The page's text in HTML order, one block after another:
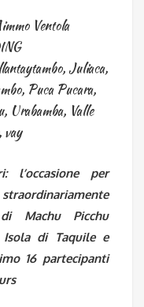
Ventola
, Juliaca,
, Puca Pucara,
, Urabamba, Valle
vay
l’occasione per
Machu Picchu
Isola di Taquile e
16 partecipanti